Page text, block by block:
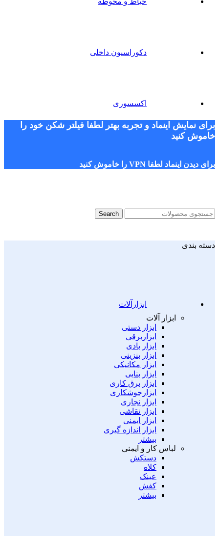
دکوراسیون داخلی
اکسسوری
برای نمایش اینماد و تجربه بهتر لطفا فیلتر شکن خود را
خاموش کنید
برای دیدن اینماد لطفا VPN را خاموش کنید
Search
دسته بندی
ابزارآلات
ابزار آلات
ابزار دستی
ابزاربرقی
ابزار بادی
ابزار بنزینی
ابزار مکانیکی
ابزار بنایی
ابزار برق کاری
ابزارجوشکاری
ابزار نجاری
ابزار نقاشی
ابزار ایمنی
ابزار اندازه گیری
بیشتر
لباس کار و ایمنی
دستکش
کلاه
عینک
کفش
بیشتر